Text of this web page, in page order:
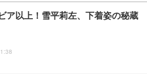
ア以上！雪平莉左、下着姿の秘蔵